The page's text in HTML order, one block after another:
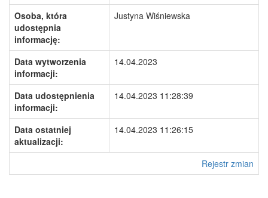
Osoba, która
udostępnia
informację:
Justyna Wiśniewska
Data wytworzenia
informacji:
14.04.2023
Data udostępnienia
informacji:
14.04.2023 11:28:39
Data ostatniej
aktualizacji:
14.04.2023 11:26:15
Rejestr zmian